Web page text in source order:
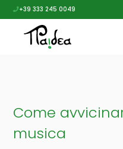
+39 333 245 0049
Come
musica